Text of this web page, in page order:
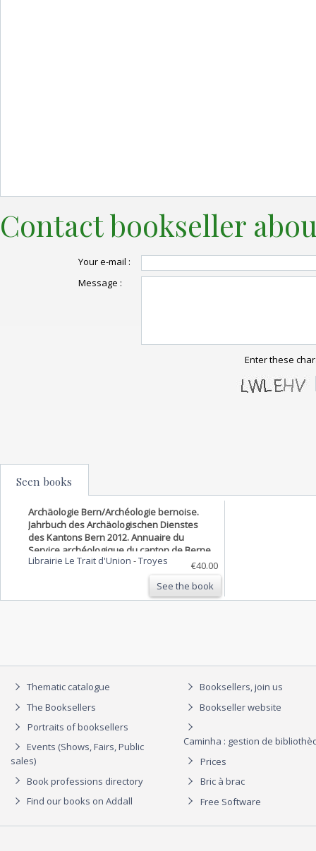
Contact bookseller
Your e-mail :
Message :
Enter these
Seen books
Archäologie Bern/Archéologie bernoise.
Jahrbuch des Archäologischen Dienstes
des Kantons Bern 2012. Annuaire du
Service archéologique du canton de Berne
2012.
Librairie Le Trait d'Union -Troyes
€40.00
See the book
Thematic catalogue
The Booksellers
Portraits of booksellers
Events (Shows, Fairs, Public
sales)
Book professions directory
Find our books on Addall
Booksellers, join us
Bookseller website
Caminha : gestion de
Prices
Bric à brac
Free Software